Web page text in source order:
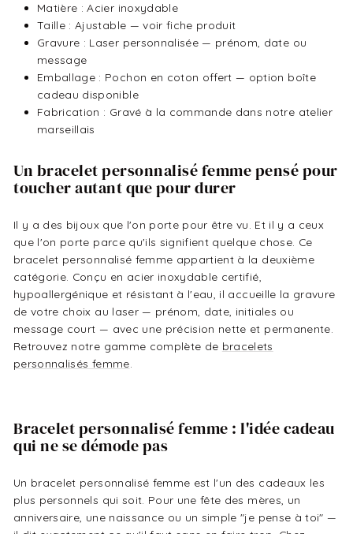
Matière : Acier inoxydable
Taille : Ajustable — voir fiche produit
Gravure : Laser personnalisée — prénom, date ou
message
Emballage : Pochon en coton offert — option boîte
cadeau disponible
Fabrication : Gravé à la commande dans notre atelier
marseillais
Un bracelet personnalisé femme pensé pour
toucher autant que pour durer
Il y a des bijoux que l'on porte pour être vu. Et il y a ceux
que l'on porte parce qu'ils signifient quelque chose. Ce
bracelet personnalisé femme appartient à la deuxième
catégorie. Conçu en acier inoxydable certifié,
hypoallergénique et résistant à l'eau, il accueille la gravure
de votre choix au laser — prénom, date, initiales ou
message court — avec une précision nette et permanente.
Retrouvez notre gamme complète de bracelets
personnalisés femme
Bracelet personnalisé femme : l'idée cadeau
qui ne se démode pas
Un bracelet personnalisé femme est l'un des cadeaux les
plus personnels qui soit. Pour une fête des mères, un
anniversaire, une naissance ou un simple "je pense à toi" —